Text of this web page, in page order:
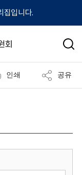
집입니다.
검
인쇄 공유